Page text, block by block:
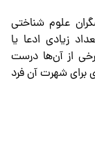
علوم شناختی
زیادی ادعا یا
از آن‌ها درست
برای شهرت آن فرد